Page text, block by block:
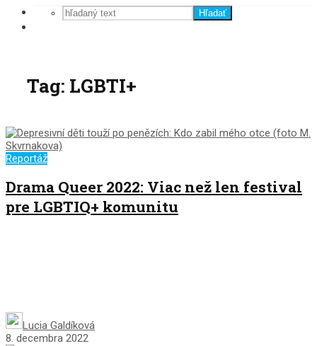
Hľadať
Tag: LGBTI+
Reportáž
Drama Queer 2022: Viac než len festival
pre LGBTIQ+ komunitu
Lucia Galdíková
8. decembra 2022